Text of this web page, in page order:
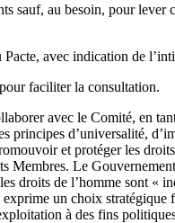
sauf, au besoin, pour lever
avec indication de
faciliter la consultation.
avec le Comité, en
principes d’universalité,
et protéger les
Membres. Le
droits de l’homme sont «
un choix stratégique
à des fins